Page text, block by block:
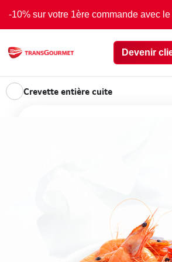
-10% sur votre 1ère commande avec
Devenir
Crevette entière cuite